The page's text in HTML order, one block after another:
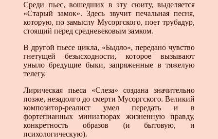
Среди пьес, вошедших в эту сюиту, выделяется
«Старый замок». Здесь звучит печальная песня,
которую, по замыслу Мусоргского, поет трубадур,
стоящий перед средневековым замком.
В другой пьесе цикла, «Быдло», передано чувство
гнетущей безысходности, которое вызывают
уныло бредущие быки, запряженные в тяжелую
телегу.
Лирическая пьеса «Слеза» создана значительно
позже, незадолго до смерти Мусоргского. Великий
композитор-реалист умел передать и в
фортепианных миниатюрах жизненную правду,
конкретность образов (и бытовую, и
психологическую).